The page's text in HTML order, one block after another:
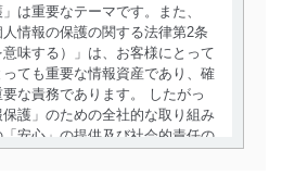
は重要なテーマです。また、
人情報の保護の関する法律第2条
味する）」は、お客様にとって
ても重要な情報資産であり、確
な責務であります。 したがっ
護」のための全社的な取り組み
安心」の提供及び社会的責任の